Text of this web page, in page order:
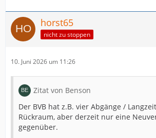
horst65
nicht zu stoppen
10. Juni 2026 um 11:26
Zitat von Benson
Der BVB hat z.B. vier Abgänge /
Rückraum, aber derzeit nur eine
gegenüber.